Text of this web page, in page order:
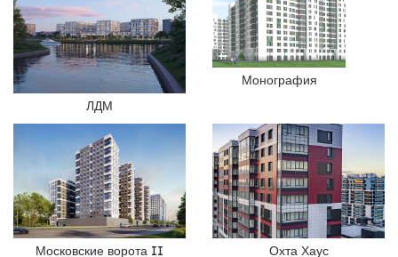
ЛДМ
Монография
Московские ворота II Охта Хаус